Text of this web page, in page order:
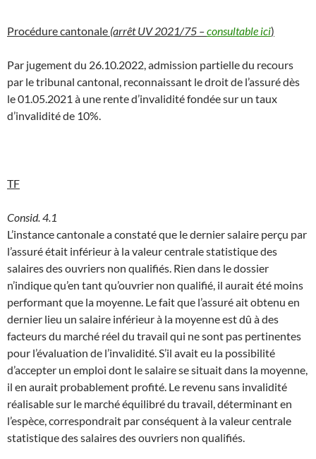
Procédure cantonale (arrêt UV 2021/75 –consultable ici)
Par jugement du 26.10.2022, admission partielle du recours
par le tribunal cantonal, reconnaissant le droit de l’assuré dès
le 01.05.2021 à une rente d’invalidité fondée sur un taux
d’invalidité de 10%.
TF
Consid. 4.1
L’instance cantonale a constaté que le dernier salaire perçu par
l’assuré était inférieur à la valeur centrale statistique des
salaires des ouvriers non qualifiés. Rien dans le dossier
n’indique qu’en tant qu’ouvrier non qualifié, il aurait été moins
performant que la moyenne. Le fait que l’assuré ait obtenu en
dernier lieu un salaire inférieur à la moyenne est dû à des
facteurs du marché réel du travail qui ne sont pas pertinentes
pour l’évaluation de l’invalidité. S’il avait eu la possibilité
d’accepter un emploi dont le salaire se situait dans la moyenne,
il en aurait probablement profité. Le revenu sans invalidité
réalisable sur le marché équilibré du travail, déterminant en
l’espèce, correspondrait par conséquent à la valeur centrale
statistique des salaires des ouvriers non qualifiés.